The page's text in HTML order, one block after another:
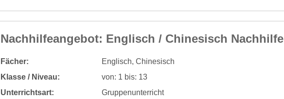
Nachhilfeangebot: Englisch / Chinesisch Nachhilfe
Fächer:
Englisch, Chinesisch
Klasse / Niveau:
von: 1 bis: 13
Unterrichtsart:
Gruppenunterricht